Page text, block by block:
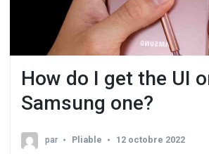
How do I get the UI
Samsung one?
par Pliable 12 octobre 2022